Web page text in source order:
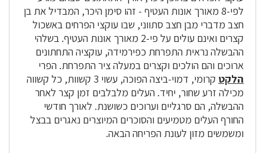
לפי-8 מאורך אונות העטיף - זהו סימן היכר, המבדיל את בן
חצב מדברי מבן חצב סתווני, שבו עוקצי הפרחים באשכול
קצרים ואינם עולים על פי-2 מאורך אונות העטיף. בשלהי
ההבשלה נראית התפרחת כפירמידה, עוקציה התחתונים
ארוכים והם הולכים וקצרים במעלה ציר התפרחת. הפרי
הלקט
קרומי, דמוי-ביצה הפוכה, עשוי 3 קשוות, כל קשווה
מכילה זרע שחור, יחיד. העלים מלבלבים זמן קצר לאחר
ההבשלה, הם סרגליים וערוכים כשושנת. לאורך חודשי
החורף העלים מטמיעים והסוכרים המיוצרים נאגרים בבצל
ומשמשים מזון לעונת הפריחה הבאה.